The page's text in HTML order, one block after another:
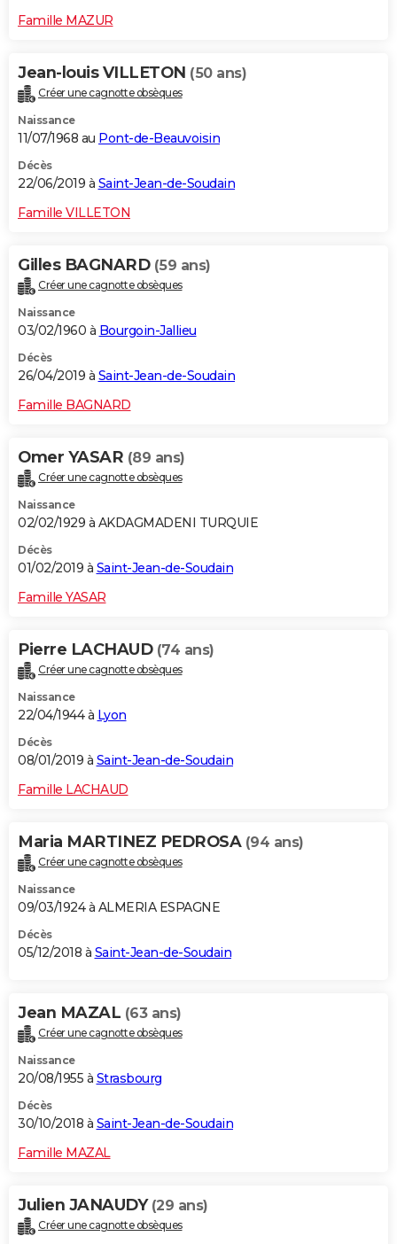
Famille MAZUR
Jean-louis VILLETON (50 ans)
Créer une cagnotte obsèques
Naissance
11/07/1968 au Pont-de-Beauvoisin
Décès
22/06/2019 à Saint-Jean-de-Soudain
Famille VILLETON
Gilles BAGNARD (59 ans)
Créer une cagnotte obsèques
Naissance
03/02/1960 à Bourgoin-Jallieu
Décès
26/04/2019 à Saint-Jean-de-Soudain
Famille BAGNARD
Omer YASAR (89 ans)
Créer une cagnotte obsèques
Naissance
02/02/1929 à AKDAGMADENI TURQUIE
Décès
01/02/2019 à Saint-Jean-de-Soudain
Famille YASAR
Pierre LACHAUD (74 ans)
Créer une cagnotte obsèques
Naissance
22/04/1944 à Lyon
Décès
08/01/2019 à Saint-Jean-de-Soudain
Famille LACHAUD
Maria MARTINEZ PEDROSA (94 ans)
Créer une cagnotte obsèques
Naissance
09/03/1924 à ALMERIA ESPAGNE
Décès
05/12/2018 à Saint-Jean-de-Soudain
Jean MAZAL (63 ans)
Créer une cagnotte obsèques
Naissance
20/08/1955 à Strasbourg
Décès
30/10/2018 à Saint-Jean-de-Soudain
Famille MAZAL
Julien JANAUDY (29 ans)
Créer une cagnotte obsèques